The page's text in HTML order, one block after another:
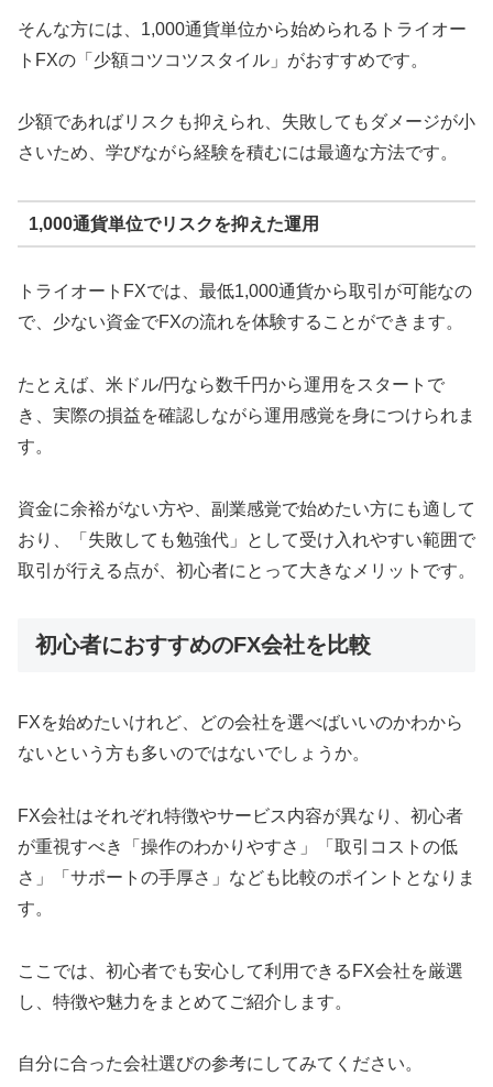
そんな方には、1,000通貨単位から始められるトライオー
トFXの「少額コツコツスタイル」がおすすめです。
少額であればリスクも抑えられ、失敗してもダメージが小
さいため、学びながら経験を積むには最適な方法です。
1,000通貨単位でリスクを抑えた運用
トライオートFXでは、最低1,000通貨から取引が可能なの
で、少ない資金でFXの流れを体験することができます。
たとえば、米ドル/円なら数千円から運用をスタートで
き、実際の損益を確認しながら運用感覚を身につけられま
す。
資金に余裕がない方や、副業感覚で始めたい方にも適して
おり、「失敗しても勉強代」として受け入れやすい範囲で
取引が行える点が、初心者にとって大きなメリットです。
初心者におすすめのFX会社を比較
FXを始めたいけれど、どの会社を選べばいいのかわから
ないという方も多いのではないでしょうか。
FX会社はそれぞれ特徴やサービス内容が異なり、初心者
が重視すべき「操作のわかりやすさ」「取引コストの低
さ」「サポートの手厚さ」なども比較のポイントとなりま
す。
ここでは、初心者でも安心して利用できるFX会社を厳選
し、特徴や魅力をまとめてご紹介します。
自分に合った会社選びの参考にしてみてください。